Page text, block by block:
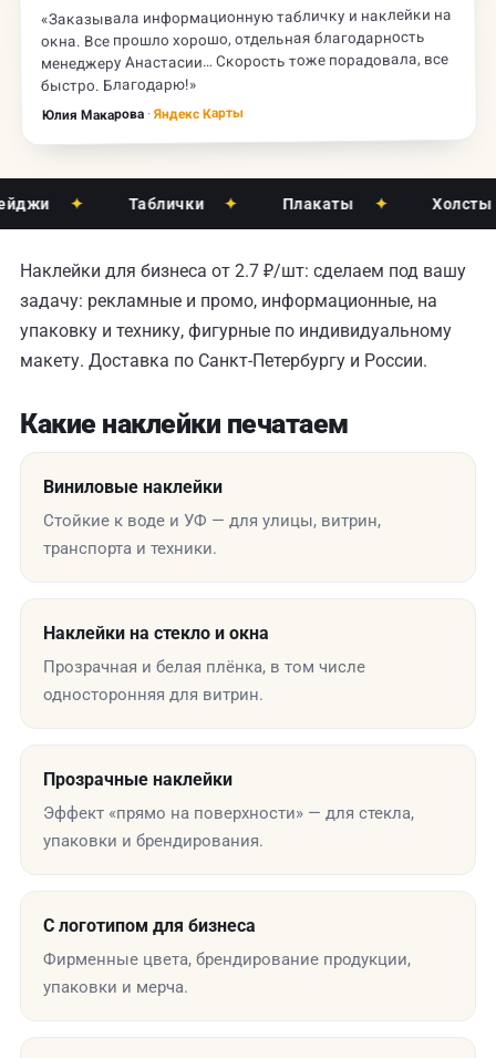
«Заказывала информационную табличку и наклейки на
окна. Все прошло хорошо, отдельная благодарность
менеджеру Анастасии… Скорость тоже порадовала, все
быстро. Благодарю!»
Юлия Макарова· Яндекс Карты
✦ Таблички ✦ Плакаты ✦ Холсты ✦
Наклейки для бизнеса от 2.7 ₽/шт: сделаем под вашу
задачу: рекламные и промо, информационные, на
упаковку и технику, фигурные по индивидуальному
макету. Доставка по Санкт-Петербургу и России.
Какие наклейки печатаем
Виниловые наклейки
Стойкие к воде и УФ — для улицы, витрин,
транспорта и техники.
Наклейки на стекло и окна
Прозрачная и белая плёнка, в том числе
односторонняя для витрин.
Прозрачные наклейки
Эффект «прямо на поверхности» — для стекла,
упаковки и брендирования.
С логотипом для бизнеса
Фирменные цвета, брендирование продукции,
упаковки и мерча.